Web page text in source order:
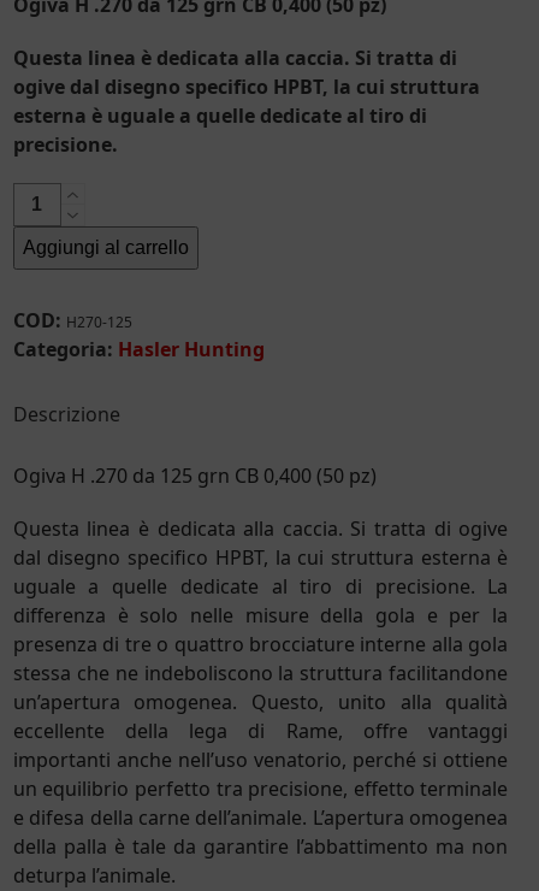
Questa linea è dedicata alla caccia. Si tratta di
ogive dal disegno specifico HPBT, la cui struttura
esterna è uguale a quelle dedicate al tiro di
precisione.
Ogiva
H
.270
125
grn
(50
quantità
Aggiungi al carrello
COD: H270-125
Categoria: Hasler Hunting
Descrizione
Ogiva H .270 da 125 grn CB 0,400 (50 pz)
Questa linea è dedicata alla caccia. Si tratta di ogive
dal disegno specifico HPBT, la cui struttura esterna è
uguale a quelle dedicate al tiro di precisione. La
differenza è solo nelle misure della gola e per la
presenza di tre o quattro brocciature interne alla gola
stessa che ne indeboliscono la struttura facilitandone
un’apertura omogenea. Questo, unito alla qualità
eccellente della lega di Rame, offre vantaggi
importanti anche nell’uso venatorio, perché si ottiene
un equilibrio perfetto tra precisione, effetto terminale
e difesa della carne dell’animale. L’apertura omogenea
della palla è tale da garantire l’abbattimento ma non
deturpa l’animale.